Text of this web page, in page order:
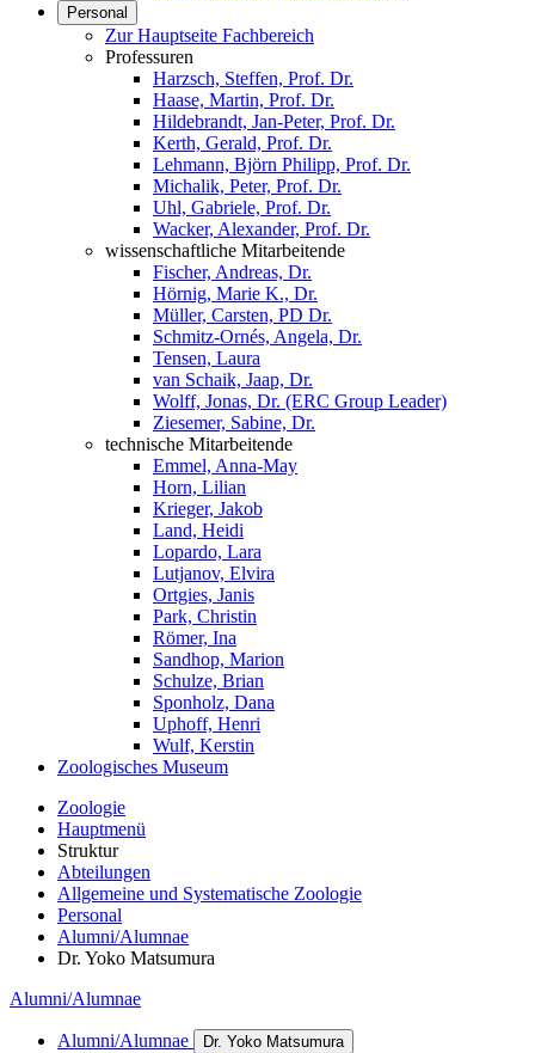
Personal
Zur Hauptseite Fachbereich
Professuren
Harzsch, Steffen, Prof. Dr.
Haase, Martin, Prof. Dr.
Hildebrandt, Jan-Peter, Prof. Dr.
Kerth, Gerald, Prof. Dr.
Lehmann, Björn Philipp, Prof. Dr.
Michalik, Peter, Prof. Dr.
Uhl, Gabriele, Prof. Dr.
Wacker, Alexander, Prof. Dr.
wissenschaftliche Mitarbeitende
Fischer, Andreas, Dr.
Hörnig, Marie K., Dr.
Müller, Carsten, PD Dr.
Schmitz-Ornés, Angela, Dr.
Tensen, Laura
van Schaik, Jaap, Dr.
Wolff, Jonas, Dr. (ERC Group Leader)
Ziesemer, Sabine, Dr.
technische Mitarbeitende
Emmel, Anna-May
Horn, Lilian
Krieger, Jakob
Land, Heidi
Lopardo, Lara
Lutjanov, Elvira
Ortgies, Janis
Park, Christin
Römer, Ina
Sandhop, Marion
Schulze, Brian
Sponholz, Dana
Uphoff, Henri
Wulf, Kerstin
Zoologisches Museum
Zoologie
Hauptmenü
Struktur
Abteilungen
Allgemeine und Systematische Zoologie
Personal
Alumni/Alumnae
Dr. Yoko Matsumura
Alumni/Alumnae
Alumni/Alumnae Dr. Yoko Matsumura